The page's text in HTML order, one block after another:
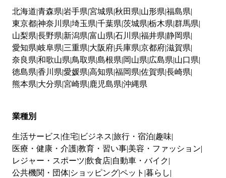
北海道 青森県 岩手県 宮城県 秋田県 山形県 福島県
東京都神奈川県 埼玉県 千葉県 茨城県 栃木県 群馬県
山梨県 長野県 新潟県 富山県 石川県 福井県 静岡県
愛知県 岐阜県 三重県 大阪府兵庫県 京都府滋賀県
奈良県 和歌山県 鳥取県 島根県 岡山県 広島県 山口県
徳島県 香川県 愛媛県 高知県 福岡県 佐賀県 長崎県
熊本県 大分県 宮崎県 鹿児島県 沖縄県
業種別
生活サービス 住宅 ビジネス 旅行・宿泊 趣味
医療・健康・介護教育・習い事 美容・ファッション
レジャー・スポーツ 飲食店 自動車・バイク
公共機関・団体 ショッピングペット 暮らし